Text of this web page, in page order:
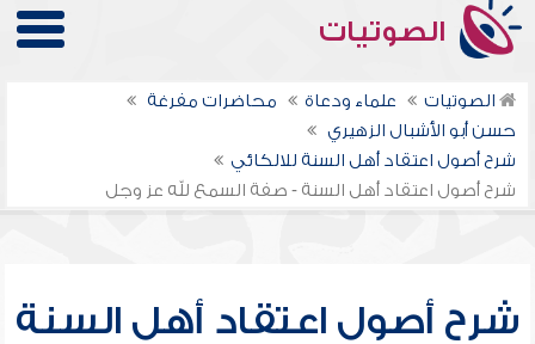
الصوتيات
الصوتيات علماء ودعاة
محاضرات مفرغة
حسن أبو الأشبال الزهيري
شرح أصول اعتقاد أهل السنة للالكائي
شرح أصول اعتقاد أهل السنة - صفة السمع لله عز وجل
شرح أصول اعتقاد أهل السنة